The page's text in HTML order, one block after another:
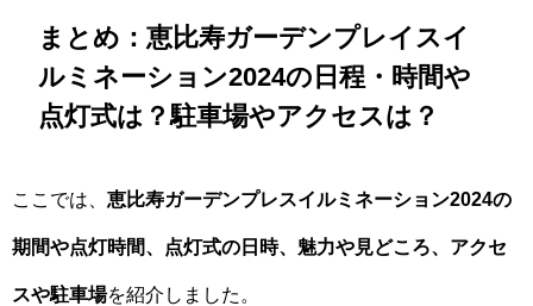
まとめ：恵比寿ガーデンプレイスイ
ルミネーション2024の日程・時間や
点灯式は？駐車場やアクセスは？
ここでは、 恵比寿ガーデンプレスイルミネーション2024の
期間や点灯時間、点灯式の日時、魅力や見どころ、アクセ
スや駐車場を紹介しました。